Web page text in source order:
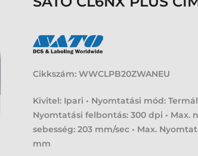
Cikkszám: WWCLPB20ZWANEU
Kivitel: Ipari • Nyomtatási mód:
Nyomtatási felbontás: 300 dpi • Max.
sebesség: 203 mm/sec • Max.
mm